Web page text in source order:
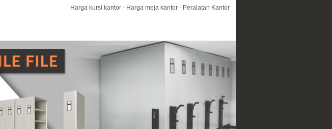
Harga kursi kantor - Harga meja kantor - Peralatan Kantor